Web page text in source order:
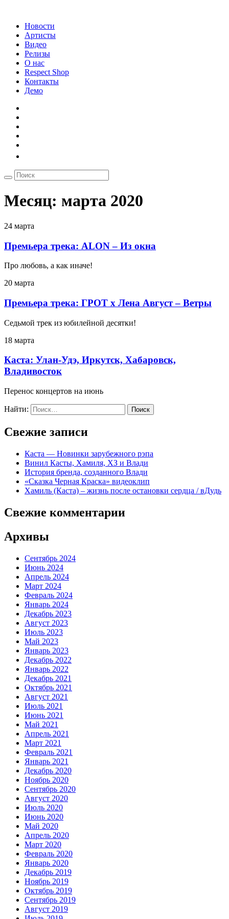
Новости
Артисты
Видео
Релизы
О нас
Respect Shop
Контакты
Демо
Месяц: марта 2020
24 марта
Премьера трека: ALON – Из окна
Про любовь, а как иначе!
20 марта
Премьера трека: ГРОТ x Лена Август – Ветры
Седьмой трек из юбилейной десятки!
18 марта
Каста: Улан-Удэ, Иркутск, Хабаровск,
Владивосток
Перенос концертов на июнь
Найти:
Свежие записи
Каста — Новинки зарубежного рэпа
Винил Касты, Хамиля, ХЗ и Влади
История бренда, созданного Влади
«Сказка Черная Краска» видеоклип
Хамиль (Каста) – жизнь после остановки сердца / вДудь
Свежие комментарии
Архивы
Сентябрь 2024
Июнь 2024
Апрель 2024
Март 2024
Февраль 2024
Январь 2024
Декабрь 2023
Август 2023
Июль 2023
Май 2023
Январь 2023
Декабрь 2022
Январь 2022
Декабрь 2021
Октябрь 2021
Август 2021
Июль 2021
Июнь 2021
Май 2021
Апрель 2021
Март 2021
Февраль 2021
Январь 2021
Декабрь 2020
Ноябрь 2020
Сентябрь 2020
Август 2020
Июль 2020
Июнь 2020
Май 2020
Апрель 2020
Март 2020
Февраль 2020
Январь 2020
Декабрь 2019
Ноябрь 2019
Октябрь 2019
Сентябрь 2019
Август 2019